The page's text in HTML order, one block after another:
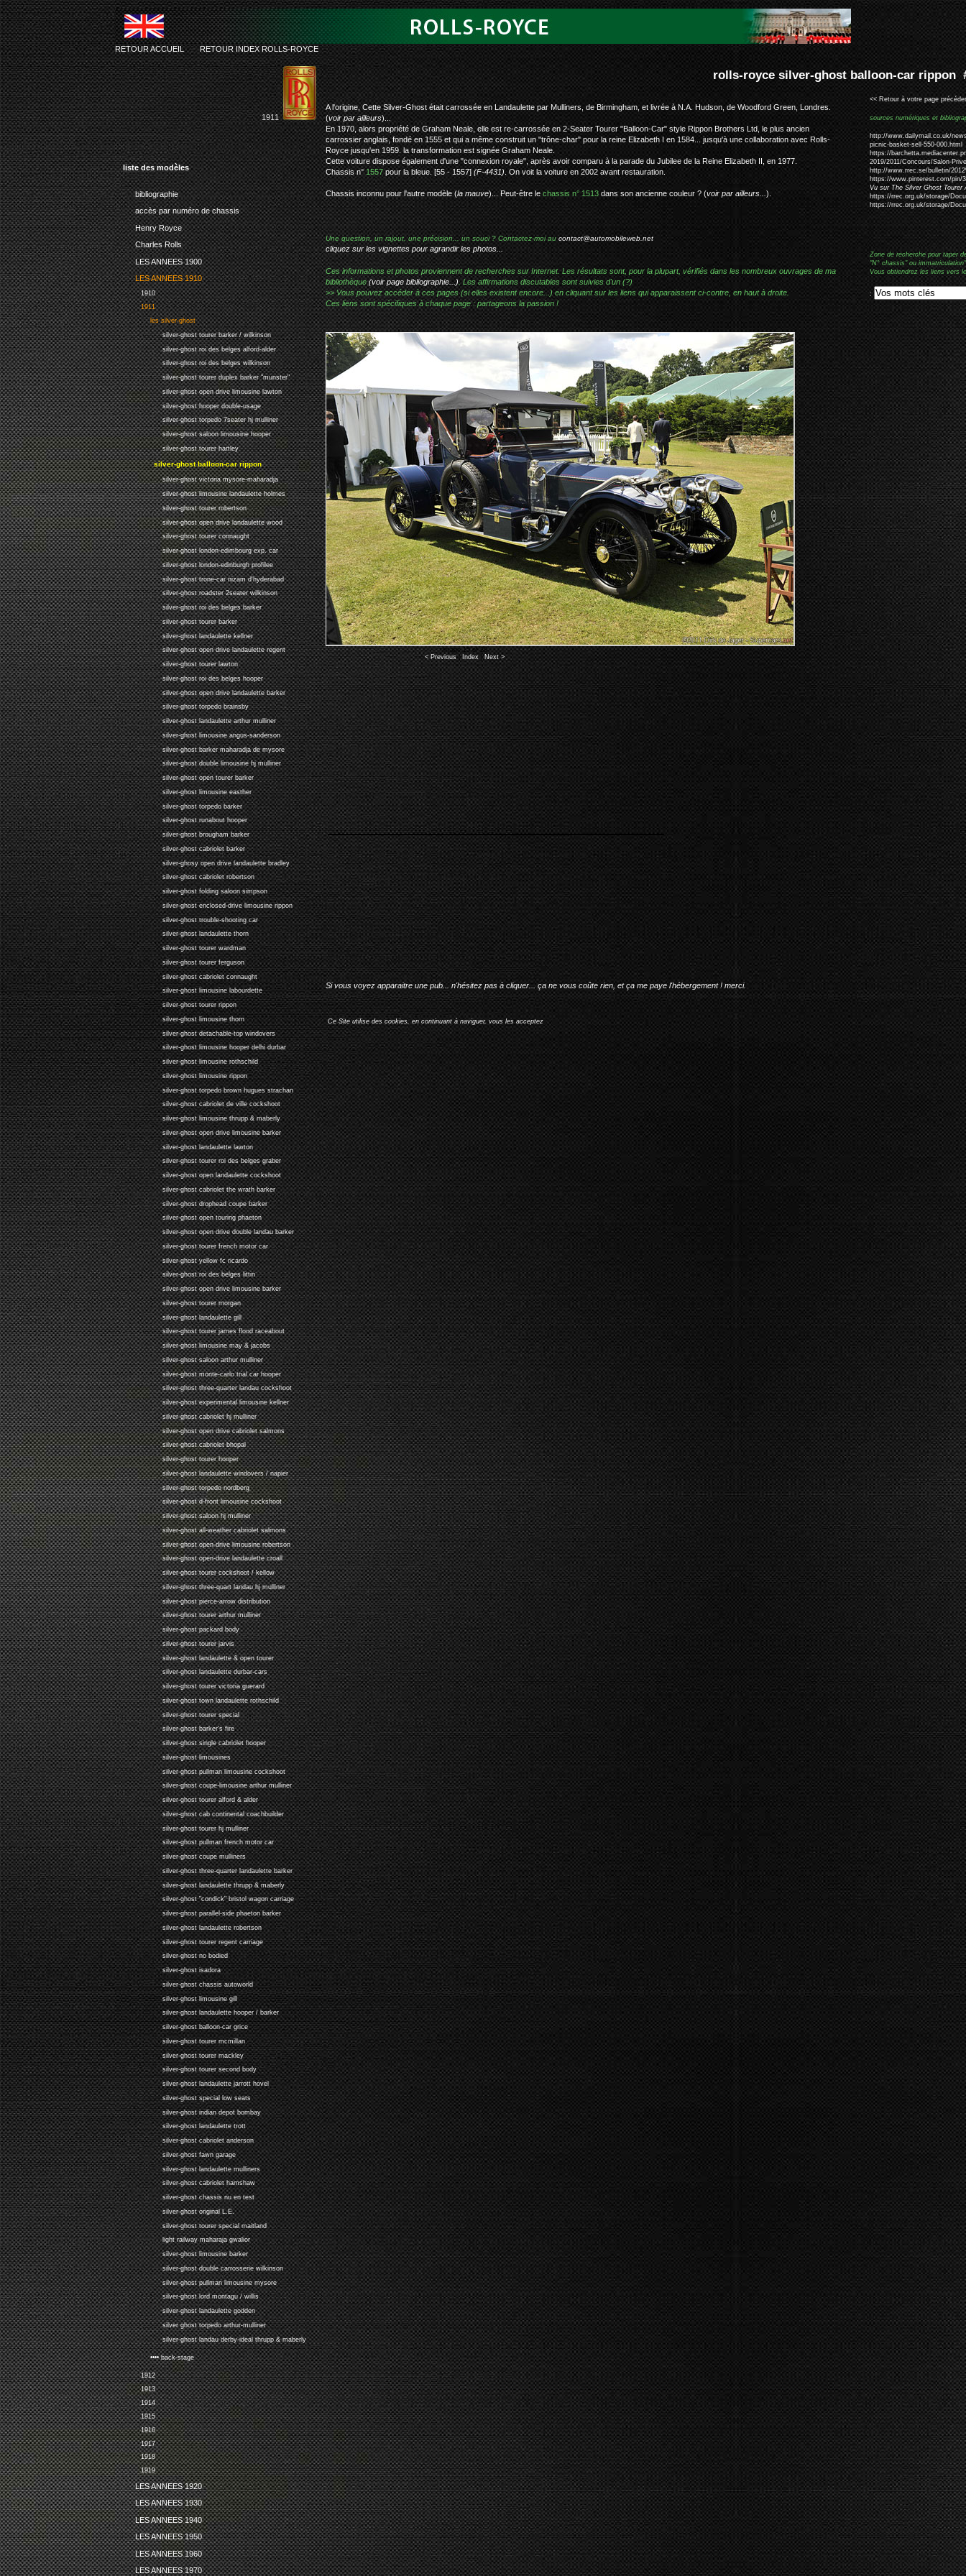
liste des modèles
bibliographie
accès par numéro de chassis
Henry Royce
Charles Rolls
LES ANNEES 1900
LES ANNEES 1910
1910
1911
les silver-ghost
silver-ghost tourer barker / wilkinson
silver-ghost roi des belges alford-alder
silver-ghost roi des belges wilkinson
silver-ghost tourer duplex barker "munster"
silver-ghost open drive limousine lawton
silver-ghost hooper double-usage
silver-ghost torpedo 7seater hj mulliner
silver-ghost saloon limousine hooper
silver-ghost tourer hartley
silver-ghost balloon-car rippon
silver-ghost victoria mysore-maharadja
silver-ghost limousine landaulette holmes
silver-ghost tourer robertson
silver-ghost open drive landaulette wood
silver-ghost tourer connaught
silver-ghost london-edimbourg exp. car
silver-ghost london-edinburgh profilee
silver-ghost trone-car nizam d'hyderabad
silver-ghost roadster 2seater wilkinson
silver-ghost roi des belges barker
silver-ghost tourer barker
silver-ghost landaulette kellner
silver-ghost open drive landaulette regent
silver-ghost tourer lawton
silver-ghost roi des belges hooper
silver-ghost open drive landaulette barker
silver-ghost torpedo brainsby
silver-ghost landaulette arthur mulliner
silver-ghost limousine angus-sanderson
silver-ghost barker maharadja de mysore
silver-ghost double limousine hj mulliner
silver-ghost open tourer barker
silver-ghost limousine easther
silver-ghost torpedo barker
silver-ghost runabout hooper
silver-ghost brougham barker
silver-ghost cabriolet barker
silver-ghosy open drive landaulette bradley
silver-ghost cabriolet robertson
silver-ghost folding saloon simpson
silver-ghost enclosed-drive limousine rippon
silver-ghost trouble-shooting car
silver-ghost landaulette thorn
silver-ghost tourer wardman
silver-ghost tourer ferguson
silver-ghost cabriolet connaught
silver-ghost limousine labourdette
silver-ghost tourer rippon
silver-ghost limousine thorn
silver-ghost detachable-top windovers
silver-ghost limousine hooper delhi durbar
silver-ghost limousine rothschild
silver-ghost limousine rippon
silver-ghost torpedo brown hugues strachan
silver-ghost cabriolet de ville cockshoot
silver-ghost limousine thrupp & maberly
silver-ghost open drive limousine barker
silver-ghost landaulette lawton
silver-ghost tourer roi des belges graber
silver-ghost open landaulette cockshoot
silver-ghost cabriolet the wrath barker
silver-ghost drophead coupe barker
silver-ghost open touring phaeton
silver-ghost open drive double landau barker
silver-ghost tourer french motor car
silver-ghost yellow fc ricardo
silver-ghost roi des belges littin
silver-ghost open drive limousine barker
silver-ghost tourer morgan
silver-ghost landaulette gill
silver-ghost tourer james flood raceabout
silver-ghost limousine may & jacobs
silver-ghost saloon arthur mulliner
silver-ghost monte-carlo trial car hooper
silver-ghost three-quarter landau cockshoot
silver-ghost experimental limousine kellner
silver-ghost cabriolet hj mulliner
silver-ghost open drive cabriolet salmons
silver-ghost cabriolet bhopal
silver-ghost tourer hooper
silver-ghost landaulette windovers / napier
silver-ghost torpedo nordberg
silver-ghost d-front limousine cockshoot
silver-ghost saloon hj mulliner
silver-ghost all-weather cabriolet salmons
silver-ghost open-drive limousine robertson
silver-ghost open-drive landaulette croall
silver-ghost tourer cockshoot / kellow
silver-ghost three-quart landau hj mulliner
silver-ghost pierce-arrow distribution
silver-ghost tourer arthur mulliner
silver-ghost packard body
silver-ghost tourer jarvis
silver-ghost landaulette & open tourer
silver-ghost landaulette durbar-cars
silver-ghost tourer victoria guerard
silver-ghost town landaulette rothschild
silver-ghost tourer special
silver-ghost barker's fire
silver-ghost single cabriolet hooper
silver-ghost limousines
silver-ghost pullman limousine cockshoot
silver-ghost coupe-limousine arthur mulliner
silver-ghost tourer alford & alder
silver-ghost cab continental coachbuilder
silver-ghost tourer hj mulliner
silver-ghost pullman french motor car
silver-ghost coupe mulliners
silver-ghost three-quarter landaulette barker
silver-ghost landaulette thrupp & maberly
silver-ghost "condick" bristol wagon carriage
silver-ghost parallel-side phaeton barker
silver-ghost landaulette robertson
silver-ghost tourer regent carriage
silver-ghost no bodied
silver-ghost isadora
silver-ghost chassis autoworld
silver-ghost limousine gill
silver-ghost landaulette hooper / barker
silver-ghost balloon-car grice
silver-ghost tourer mcmillan
silver-ghost tourer mackley
silver-ghost tourer second body
silver-ghost landaulette jarrott hovel
silver-ghost special low seats
silver-ghost indian depot bombay
silver-ghost landaulette trott
silver-ghost cabriolet anderson
silver-ghost fawn garage
silver-ghost landaulette mulliners
silver-ghost cabriolet hamshaw
silver-ghost chassis nu en test
silver-ghost original L.E.
silver-ghost tourer special maitland
light railway maharaja gwalior
silver-ghost limousine barker
silver-ghost double carrosserie wilkinson
silver-ghost pullman limousine mysore
silver-ghost lord montagu / willis
silver-ghost landaulette godden
silver ghost torpedo arthur-mulliner
silver-ghost landau derby-ideal thrupp & maberly
•••• back-stage
1912
1913
1914
1915
1916
1917
1918
1919
LES ANNEES 1920
LES ANNEES 1930
LES ANNEES 1940
LES ANNEES 1950
LES ANNEES 1960
LES ANNEES 1970
rolls-royce silver-ghost balloon-car rippon #1557, #1513
RETOUR ACCUEIL-RETOUR INDEX ROLLS-ROYCE
1911
A l'origine, Cette Silver-Ghost était carrossée en Landaulette par Mulliners, de Birmingham, et livrée à N.A. Hudson, de Woodford Green, Londres.
(voir par ailleurs)...
En 1970, alors propriété de Graham Neale, elle est re-carrossée en 2-Seater Tourer "Balloon-Car" style Rippon Brothers Ltd, le plus ancien
carrossier anglais, fondé en 1555 et qui a même construit un "trône-char" pour la reine Elizabeth I en 1584... jusqu'à une collaboration avec Rolls-
Royce jusqu'en 1959. la transformation est signée Graham Neale.
Cette voiture dispose également d'une "connexion royale", après avoir comparu à la parade du Jubilee de la Reine Elizabeth II, en 1977.
Chassis n°1557pour la bleue. [55 - 1557](F-4431) . On voit la voiture en 2002 avant restauration.
Chassis inconnu pour l'autre modèle (la mauve)... Peut-être le chassis n° 1513 dans son ancienne couleur ? (voir par ailleurs... ).
Une question, un rajout, une précision... un souci ? Contactez-moi aucontact@automobileweb.net
cliquez sur les vignettes pour agrandir les photos...
Ces informations et photos proviennent de recherches sur Internet. Les résultats sont, pour la plupart, vérifiés dans les nombreux ouvrages de ma
bibliothèque(voir page bibliographie...). Les affirmations discutables sont suivies d'un (?)
>> Vous pouvez accéder à ces pages (si elles existent encore...) en cliquant sur les liens qui apparaissent ci-contre, en haut à droite.
Ces liens sont spécifiques à chaque page : partageons la passion !
Image 15 of 28
< Previous| Index|Next >
Si vous voyez apparaitre une pub... n'hésitez pas à cliquer... ça ne vous coûte rien, et ça me paye l'hébergement ! merci.
Ce Site utilise des cookies, en continuant à naviguer, vous les acceptez
<< Retour à votre page
sources numériques et
http://www.dailymail.co.uk/
picnic-basket-sell-550-000.html
https://
2019/2011/Concours/Salon-
http://www.rrec.se/bulletin/
https://www.pinterest.com/pin/
Vu sur The Silver Ghost Tourer
https://rrec.org.uk/storage/
https://rrec.org.uk/storage/
Zone de recherche pour taper
"N° chassis" ou
Vous obtiendrez les liens vers
: